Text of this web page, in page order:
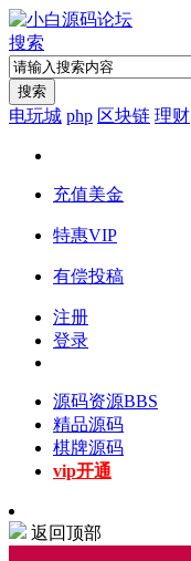
搜索
搜索
电玩城 php 区块链 理财
充值美金
特惠VIP
有偿投稿
注册
登录
源码资源BBS
精品源码
棋牌源码
vip开通
返回顶部